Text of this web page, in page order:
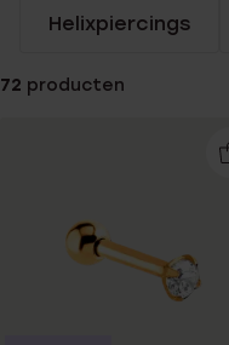
here:Helixpiercings
72 producten